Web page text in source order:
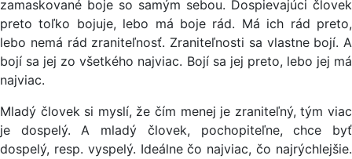
zamaskované boje so samým sebou. Dospievajúci človek
preto toľko bojuje, lebo má boje rád. Má ich rád preto,
lebo nemá rád zraniteľnosť. Zraniteľnosti sa vlastne bojí. A
bojí sa jej zo všetkého najviac. Bojí sa jej preto, lebo jej má
najviac.
Mladý človek si myslí, že čím menej je zraniteľný, tým viac
je dospelý. A mladý človek, pochopiteľne, chce byť
dospelý, resp. vyspelý. Ideálne čo najviac, čo najrýchlejšie.